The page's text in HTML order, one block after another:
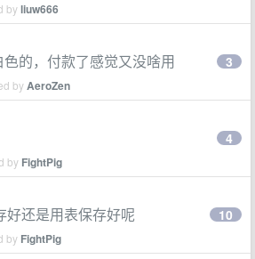
byliuw666
的，付款了感觉又没啥用
byAeroZen
3
by FightPig
4
好还是用表保存好呢
by FightPig
10